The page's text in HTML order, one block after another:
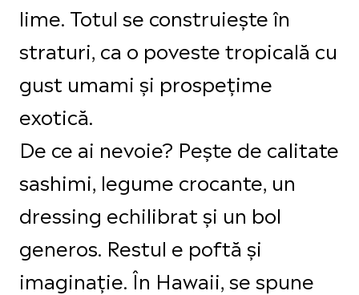
lime. Totul se construiește în
straturi, ca o poveste tropicală cu
gust umami și prospețime
exotică.
De ce ai nevoie? Pește de calitate
sashimi, legume crocante, un
dressing echilibrat și un bol
generos. Restul e poftă și
imaginație. În Hawaii, se spune